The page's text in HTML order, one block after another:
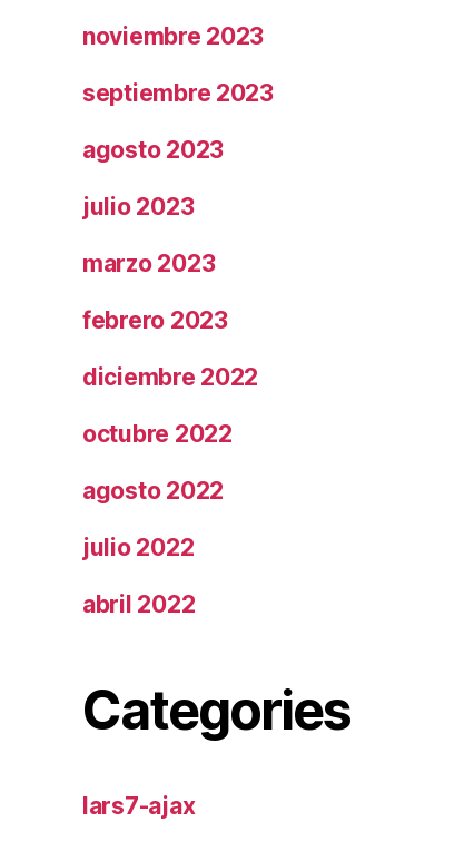
noviembre 2023
septiembre 2023
agosto 2023
julio 2023
marzo 2023
febrero 2023
diciembre 2022
octubre 2022
agosto 2022
julio 2022
abril 2022
Categories
lars7-ajax